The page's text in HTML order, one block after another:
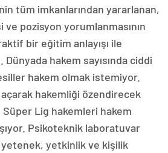
tüm imkanlarından yararlanan,
pozisyon yorumlanmasının
bir eğitim anlayışı ile
Dünyada hakem sayısında ciddi
hakem olmak istemiyor.
hakemliği özendirecek
Süper Lig hakemleri hakem
Psikoteknik laboratuvar
yetkinlik ve kişilik